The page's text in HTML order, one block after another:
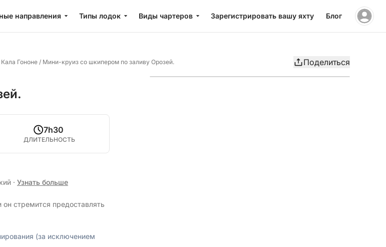
направления Типы лодок Виды чартеров Зарегистрировать вашу яхту Блог
Гононе/ Мини-круиз со шкипером по заливу Орозей. Поделиться
7h30
ДЛИТЕЛЬНОСТЬ
· Узнать больше
стремится предоставлять
(за исключением